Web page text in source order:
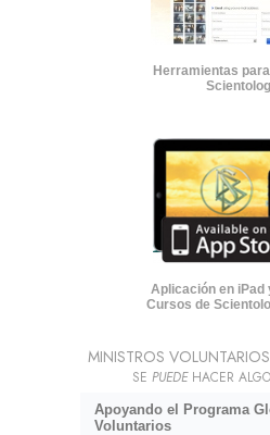
Herramientas
Aplicación en iPad
Cursos de
MINISTROS
SE PUEDEHACER
Apoyando el Programa
Voluntarios